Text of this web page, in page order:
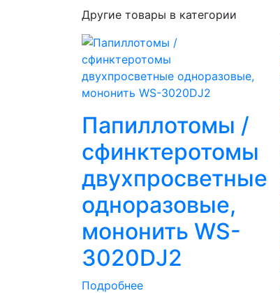
Другие товары в категории
Папиллотомы /
сфинктеротомы
двухпросветные
одноразовые,
мононить WS-
3020DJ2
Подробнее